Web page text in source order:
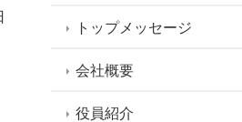
トップメッセージ
会社概要
役員紹介